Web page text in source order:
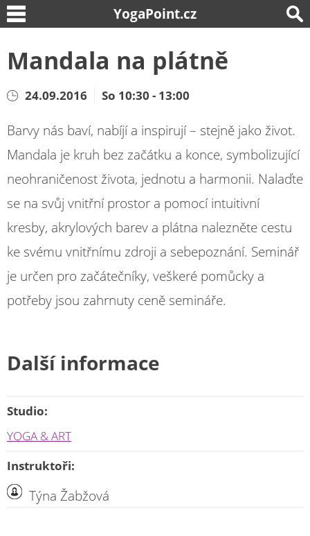
YogaPoint.cz
Mandala na plátně
24.09.2016 So 10:30 - 13:00
Barvy nás baví, nabíjí a inspirují – stejně jako život.
Mandala je kruh bez začátku a konce, symbolizující
neohraničenost života, jednotu a harmonii. Nalaďte
se na svůj vnitřní prostor a pomocí intuitivní
kresby, akrylových barev a plátna nalezněte cestu
ke svému vnitřnímu zdroji a sebepoznání. Seminář
je určen pro začátečníky, veškeré pomůcky a
potřeby jsou zahrnuty ceně semináře.
Další informace
Studio:
YOGA & ART
Instruktoři:
Týna Žabžová